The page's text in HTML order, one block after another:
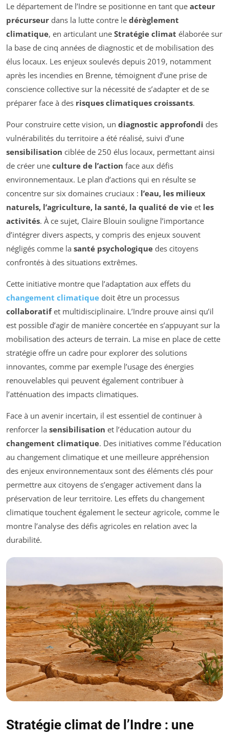
Le département de l’Indre se positionne en tant que acteur
précurseur dans la lutte contre le dérèglement
climatique, en articulant une Stratégie climat élaborée sur
la base de cinq années de diagnostic et de mobilisation des
élus locaux. Les enjeux soulevés depuis 2019, notamment
après les incendies en Brenne, témoignent d’une prise de
conscience collective sur la nécessité de s’adapter et de se
préparer face à des risques climatiques croissants.
Pour construire cette vision, un diagnostic approfondi des
vulnérabilités du territoire a été réalisé, suivi d’une
sensibilisation ciblée de 250 élus locaux, permettant ainsi
de créer une culture de l’action face aux défis
environnementaux. Le plan d’actions qui en résulte se
concentre sur six domaines cruciaux : l’eau, les milieux
naturels, l’agriculture, la santé, la qualité de vie et les
activités. À ce sujet, Claire Blouin souligne l’importance
d’intégrer divers aspects, y compris des enjeux souvent
négligés comme la santé psychologique des citoyens
confrontés à des situations extrêmes.
Cette initiative montre que l’adaptation aux effets du
changement climatique doit être un processus
collaboratifet multidisciplinaire. L’Indre prouve ainsi qu’il
est possible d’agir de manière concertée en s’appuyant sur la
mobilisation des acteurs de terrain. La mise en place de cette
stratégie offre un cadre pour explorer des solutions
innovantes, comme par exemple l’usage des énergies
renouvelables qui peuvent également contribuer à
l’atténuation des impacts climatiques.
Face à un avenir incertain, il est essentiel de continuer à
renforcer la sensibilisation et l’éducation autour du
changement climatique. Des initiatives comme l’éducation
au changement climatique et une meilleure appréhension
des enjeux environnementaux sont des éléments clés pour
permettre aux citoyens de s’engager activement dans la
préservation de leur territoire. Les effets du changement
climatique touchent également le secteur agricole, comme le
montre l’analyse des défis agricoles en relation avec la
durabilité.
Stratégie climat de l’Indre : une